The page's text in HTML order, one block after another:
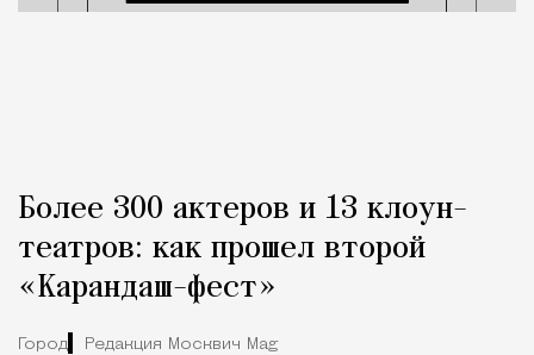
Более 300 актеров и 13 клоун-
театров: как прошел второй
«Карандаш-фест»
Город Редакция Москвич Mag